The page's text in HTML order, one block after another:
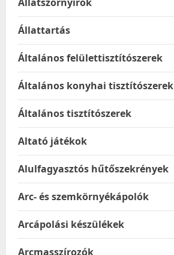
Állattartás
Általános felülettisztítószerek
Általános konyhai tisztítószerek
Általános tisztítószerek
Altató játékok
Alulfagyasztós hűtőszekrények
Arc- és szemkörnyékápolók
Arcápolási készülékek
Arcmasszírozók